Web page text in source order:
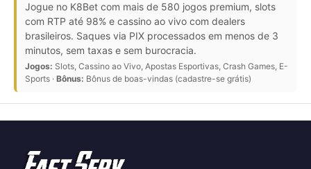
Jogue no K8Bet com mais de 580 jogos premium, slots
com RTP até 98% e cassino ao vivo com dealers
brasileiros. Saques via PIX processados em menos de 3
minutos, sem taxas e sem burocracia.
Jogos: Slots, Cassino ao Vivo, Apostas Esportivas, Crash Games, E-
Sports · Bônus: Bônus de boas-vindas (cadastre-se grátis)